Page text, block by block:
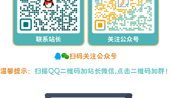
针式打印机 热敏打印机
扫码关注公众号
温馨提示： 扫描QQ二维码加站长微信,点击二维码加群！